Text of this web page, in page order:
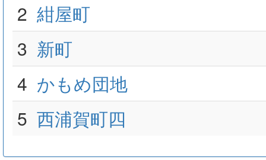
2 紺屋町
3 新町
4 かもめ団地
5 西浦賀町四